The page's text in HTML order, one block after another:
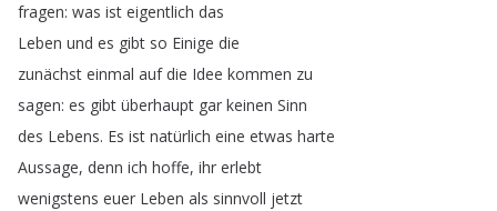
fragen: was ist eigentlich das
Leben und es gibt so Einige die
zunächst einmal auf die Idee kommen zu
sagen: es gibt überhaupt gar keinen Sinn
des Lebens. Es ist natürlich eine etwas harte
Aussage, denn ich hoffe, ihr erlebt
wenigstens euer Leben als sinnvoll jetzt